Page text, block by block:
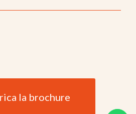
la brochure